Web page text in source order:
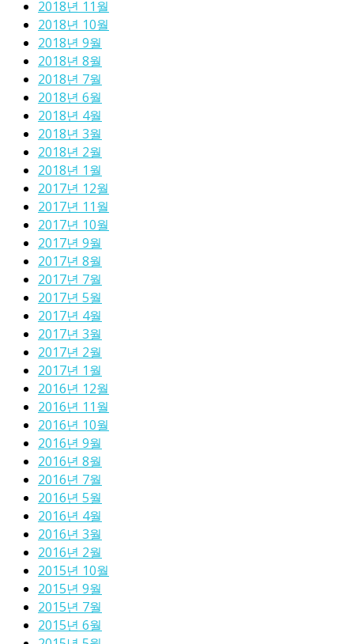
2018년 11월
2018년 10월
2018년 9월
2018년 8월
2018년 7월
2018년 6월
2018년 4월
2018년 3월
2018년 2월
2018년 1월
2017년 12월
2017년 11월
2017년 10월
2017년 9월
2017년 8월
2017년 7월
2017년 5월
2017년 4월
2017년 3월
2017년 2월
2017년 1월
2016년 12월
2016년 11월
2016년 10월
2016년 9월
2016년 8월
2016년 7월
2016년 5월
2016년 4월
2016년 3월
2016년 2월
2015년 10월
2015년 9월
2015년 7월
2015년 6월